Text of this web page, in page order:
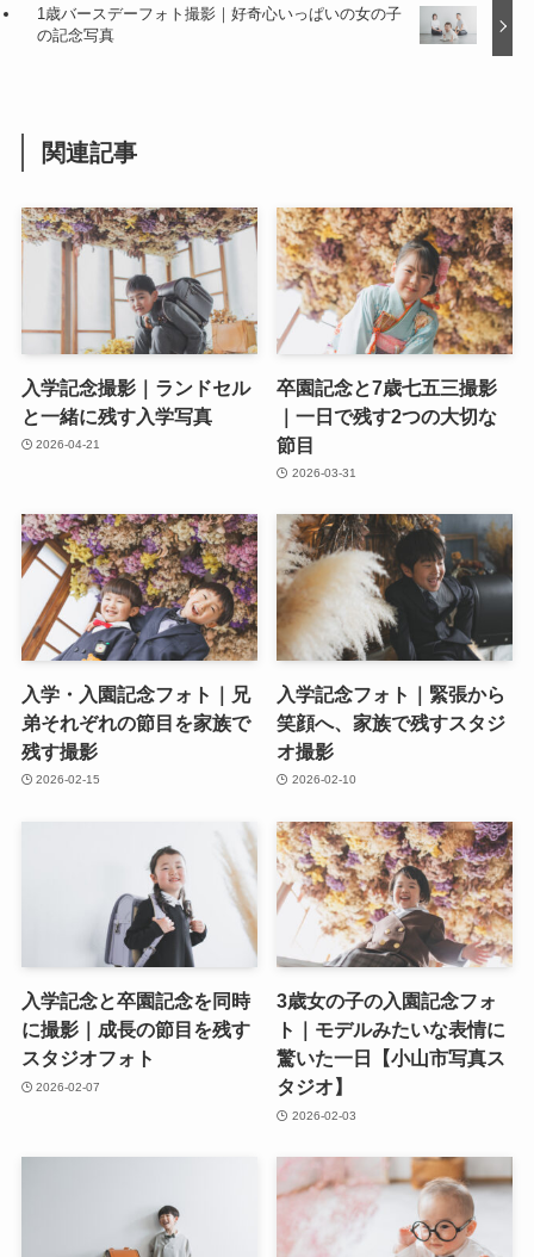
1歳バースデーフォト撮影｜好奇心いっぱいの女の子
の記念写真
関連記事
入学記念撮影｜ランドセル
と一緒に残す入学写真
2026-04-21
卒園記念と7歳七五三撮影
｜一日で残す2つの大切な
節目
2026-03-31
入学・入園記念フォト｜兄
弟それぞれの節目を家族で
残す撮影
2026-02-15
入学記念フォト｜緊張から
笑顔へ、家族で残すスタジ
オ撮影
2026-02-10
入学記念と卒園記念を同時
に撮影｜成長の節目を残す
スタジオフォト
2026-02-07
3歳女の子の入園記念フォ
ト｜モデルみたいな表情に
驚いた一日【小山市写真ス
タジオ】
2026-02-03